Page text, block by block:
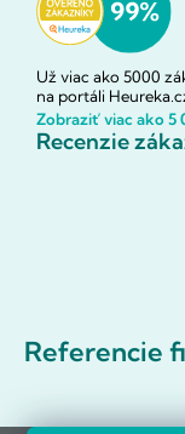
Už viac ako 5000
na portáli
Zobraziť viac ako 5
Recenzie
Referencie